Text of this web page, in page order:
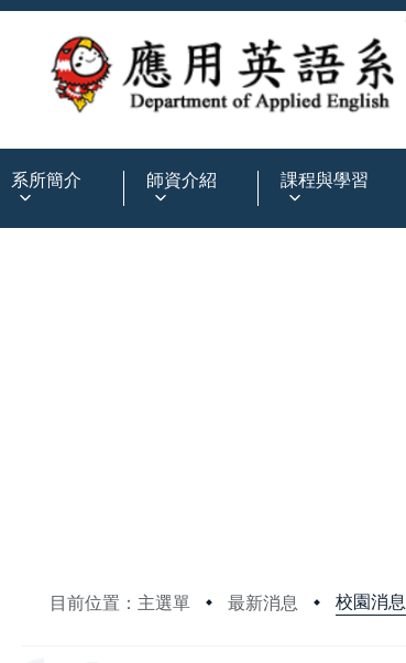
系所簡介 師資介紹 課程與學習
目前位置：主選單 最新消息 校園消息